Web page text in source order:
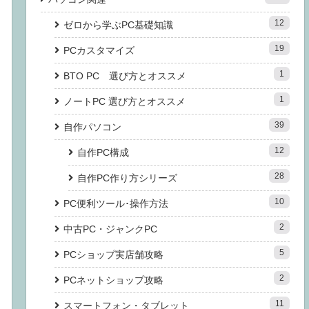
ゼロから学ぶPC基礎知識 12
PCカスタマイズ 19
BTO PC 選び方とオススメ 1
ノートPC 選び方とオススメ 1
自作パソコン 39
自作PC構成 12
自作PC作り方シリーズ 28
PC便利ツール･操作方法 10
中古PC・ジャンクPC 2
PCショップ実店舗攻略 5
PCネットショップ攻略 2
スマートフォン・タブレット 11